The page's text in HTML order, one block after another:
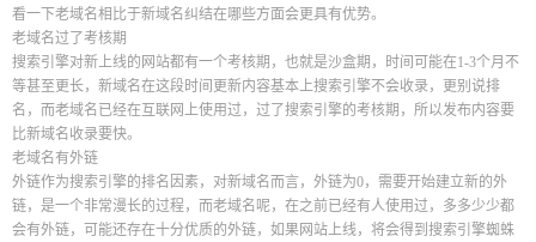
看一下老域名相比于新域名纠结在哪些方面会更具有优势。
老域名过了考核期
搜索引擎对新上线的网站都有一个考核期，也就是沙盒期，时间可能在1-3个月不
等甚至更长，新域名在这段时间更新内容基本上搜索引擎不会收录，更别说排
名，而老域名已经在互联网上使用过，过了搜索引擎的考核期，所以发布内容要
比新域名收录要快。
老域名有外链
外链作为搜索引擎的排名因素，对新域名而言，外链为0，需要开始建立新的外
链，是一个非常漫长的过程，而老域名呢，在之前已经有人使用过，多多少少都
会有外链，可能还存在十分优质的外链，如果网站上线，将会得到搜索引擎蜘蛛